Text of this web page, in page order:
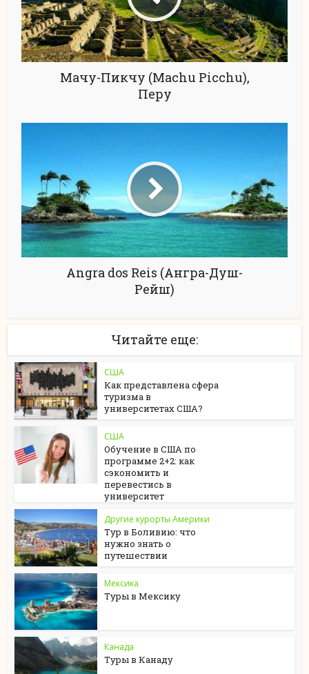
Мачу-Пикчу (Machu Picchu),
Перу
Angra dos Reis (Ангра-Душ-
Рейш)
Читайте еще:
США
Как представлена сфера
туризма в
университетах США?
США
Обучение в США по
программе 2+2: как
сэкономить и
перевестись в
университет
Другие курорты Америки
Тур в Боливию: что
нужно знать о
путешествии
Мексика
Туры в Мексику
Канада
Туры в Канаду